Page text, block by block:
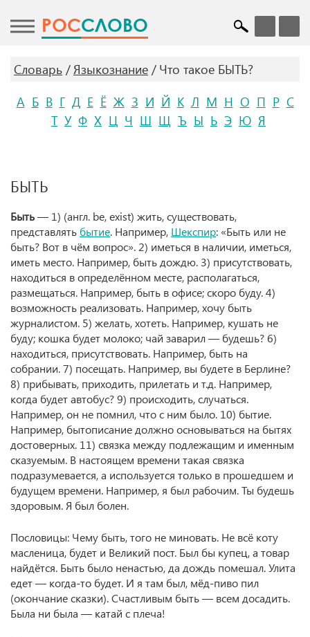
POCСЛОВО
Словарь Языкознание
Что такое БЫТЬ?
А Б В Г Д Е Ё Ж З И Й К Л М Н О П Р С
Т У Ф Х Ц Ч Ш Щ Ъ Ы Ь Э Ю Я
БЫТЬ
Быть— 1) (англ. be, exist) жить, существовать,
представлять бытие. Например, Шекспир: «Быть или не
быть? Вот в чём вопрос». 2) иметься в наличии, иметься,
иметь место. Например, быть дождю. 3) присутствовать,
находиться в определённом месте, располагаться,
размещаться. Например, быть в офисе; скоро буду. 4)
возможность реализовать. Например, хочу быть
журналистом. 5) желать, хотеть. Например, кушать не
буду; кошка будет молоко; чай заварил — будешь? 6)
находиться, присутствовать. Например, быть на
собрании. 7) посещать. Например, вы будете в Берлине?
8) прибывать, приходить, прилетать и т.д. Например,
когда будет автобус? 9) происходить, случаться.
Например, он не помнил, что с ним было. 10) бытие.
Например, бытописание должно основываться на бытях
достоверных. 11) связка между подлежащим и именным
сказуемым. В настоящем времени такая связка
подразумевается, а используется только в прошедшем и
будущем времени. Например, я был рабочим. Ты будешь
здоровым. Я был болен.
Пословицы: Чему быть, того не миновать. Не всё коту
масленица, будет и Великий пост. Был бы купец, а товар
найдётся. Быть было ненастью, да дождь помешал. Улита
едет — когда-то будет. И я там был, мёд-пиво пил
(окончание сказки). Счастливым быть — всем досадить.
Была ни была — катай с плеча!